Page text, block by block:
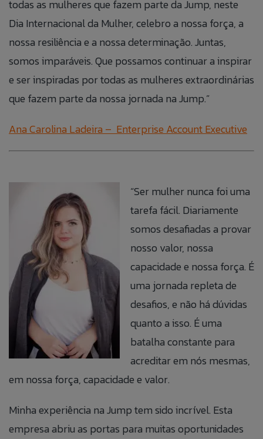
todas as mulheres que fazem parte da Jump, neste
Dia Internacional da Mulher, celebro a nossa força, a
nossa resiliência e a nossa determinação. Juntas,
somos imparáveis. Que possamos continuar a inspirar
e ser inspiradas por todas as mulheres extraordinárias
que fazem parte da nossa jornada na Jump.”
Ana Carolina Ladeira – Enterprise Account Executive
“Ser mulher nunca foi uma
tarefa fácil. Diariamente
somos desafiadas a provar
nosso valor, nossa
capacidade e nossa força. É
uma jornada repleta de
desafios, e não há dúvidas
quanto a isso. É uma
batalha constante para
acreditar em nós mesmas,
em nossa força, capacidade e valor.
Minha experiência na Jump tem sido incrível. Esta
empresa abriu as portas para muitas oportunidades